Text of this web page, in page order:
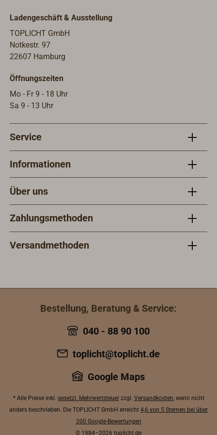
entsprechenden Lochausschnitt
ausgelegt. Die Fixierung geschieht
hier durch einen weißen
Kunststoffflansch mit
Innengewinde am Luftdurchgang der
Box eingeschraubt wird. Da das
Flanschgewinde nur ca. 30 mm lang
stärkeren Decks nicht anwendbar. In
Adapterflansch benötigt:Er wird von
unten an die Passung der Doradebox
Auflagefläche mit Schraublöchern ist
breiter als die Doradebox und
ermöglicht die direkte
Verschraubung von oben auf das
Deck. Die tatsächliche Decksstärke
Ladengeschäft & Ausstellung
TOPLICHT GmbH
Notkestr. 97
22607 Hamburg
Öffnungszeiten
Mo - Fr 9 - 18 Uhr
Sa 9 - 13 Uhr
Service
Informationen
Über uns
Zahlungsmethoden
Versandmethoden
Bestellung, Beratung & Service:
040 - 88 90 100
toplicht@toplicht.de
Google Maps
* Alle Preise inkl. gesetzl. Mehrwertsteuerzzgl. Versandkosten, wenn nicht
anders beschrieben. Die TOPLICHT GmbH erreicht 4,6 von 5 Sternen bei über
200 Google-Bewertungen
© 1984–2026 toplicht.de